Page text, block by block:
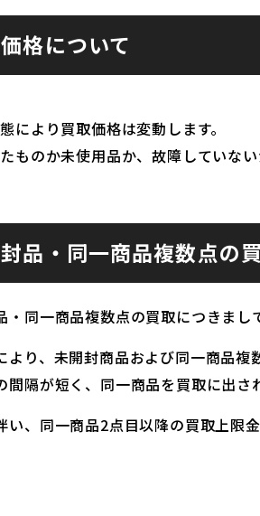
格について
により買取価格は変動します。
ものか未使用品か、故障していな
品・同一商品複数点の
・同一商品複数点の買取につきまし
より、未開封商品および同一商品
間隔が短く、同一商品を買取に出さ
い、同一商品2点目以降の買取上限